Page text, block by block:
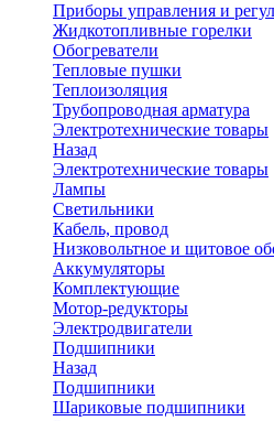
Приборы управления и
Жидкотопливные горелки
Обогреватели
Тепловые пушки
Теплоизоляция
Трубопроводная арматура
Электротехнические товары
Назад
Электротехнические товары
Лампы
Светильники
Кабель, провод
Низковольтное и щитовое
Аккумуляторы
Комплектующие
Мотор-редукторы
Электродвигатели
Подшипники
Назад
Подшипники
Шариковые подшипники